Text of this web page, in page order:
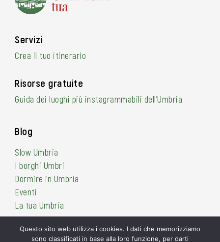
Servizi
Crea il tuo itinerario
Risorse gratuite
Guida dei luoghi più instagrammabili dell’Umbria
Blog
Slow Umbria
I borghi Umbri
Dormire in Umbria
Eventi
La tua Umbria
Questo sito web utilizza i cookies. I dati che memorizziamo
sono classificati in base alla loro funzione, per darti